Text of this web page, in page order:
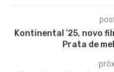
Kontinental ’25, novo
Prata de